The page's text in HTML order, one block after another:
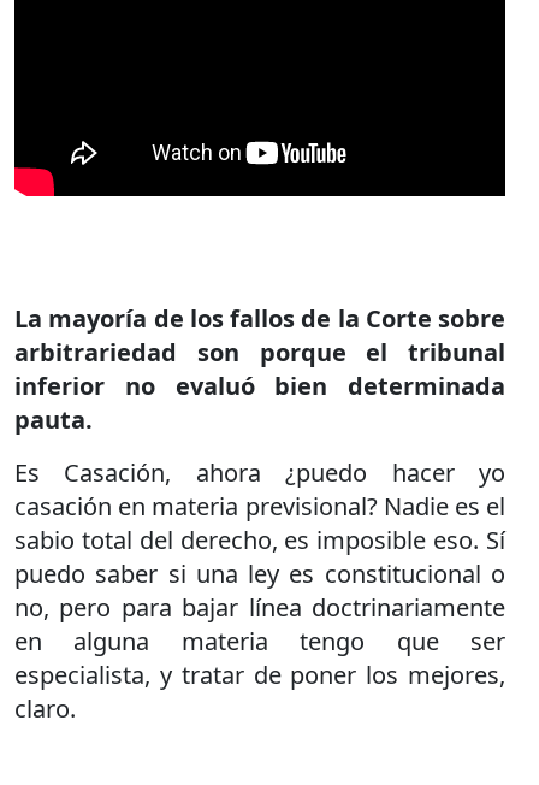
La mayoría de los fallos de la Corte sobre
arbitrariedad son porque el tribunal
inferior no evaluó bien determinada
pauta.
Es Casación, ahora ¿puedo hacer yo
casación en materia previsional? Nadie es el
sabio total del derecho, es imposible eso. Sí
puedo saber si una ley es constitucional o
no, pero para bajar línea doctrinariamente
en alguna materia tengo que ser
especialista, y tratar de poner los mejores,
claro.